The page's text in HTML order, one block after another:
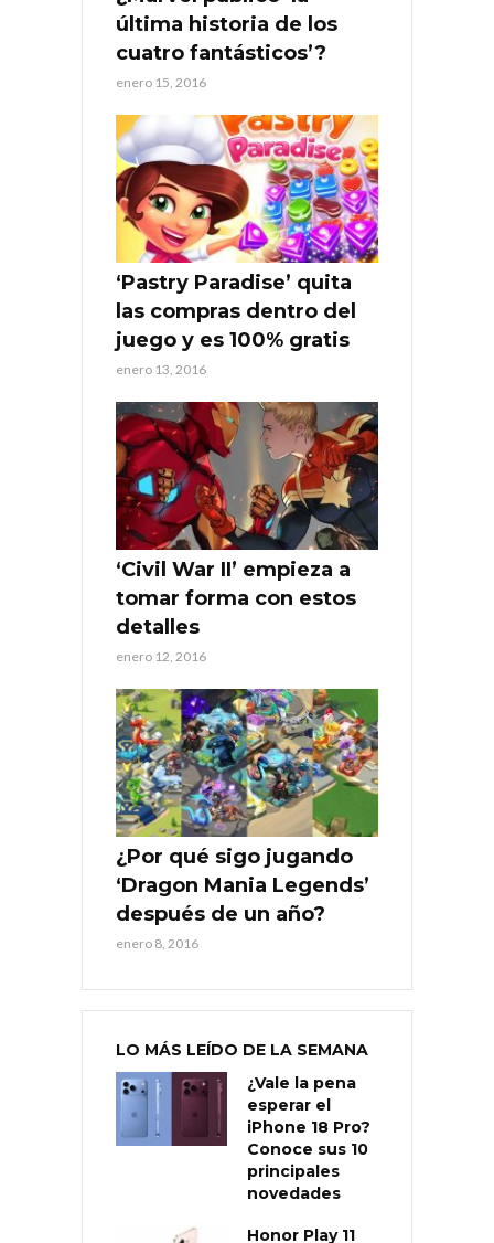
última historia de los
cuatro fantásticos’?
enero 15, 2016
‘Pastry Paradise’ quita
las compras dentro del
juego y es 100% gratis
enero 13, 2016
‘Civil War II’ empieza a
tomar forma con estos
detalles
enero 12, 2016
¿Por qué sigo jugando
‘Dragon Mania Legends’
después de un año?
enero 8, 2016
LO MÁS LEÍDO DE LA SEMANA
¿Vale la pena
esperar el
iPhone 18 Pro?
Conoce sus 10
principales
novedades
Honor Play 11